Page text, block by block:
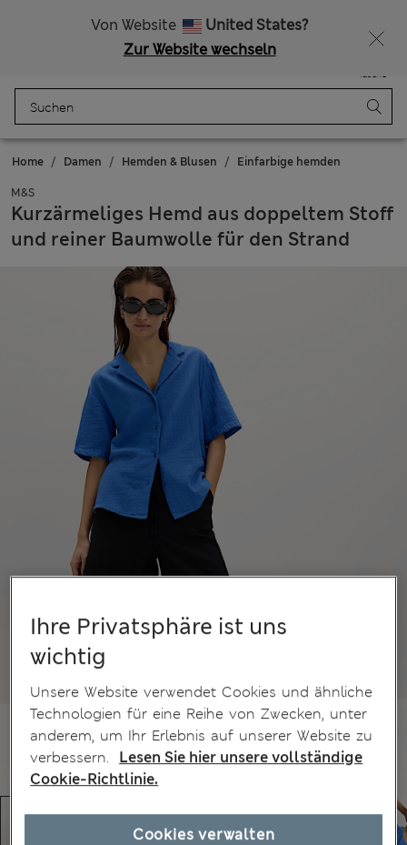
Von Website
United States?
Zur Website wechseln
Tasche
Home Damen Hemden & Blusen Einfarbige hemden
M&S
Kurzärmeliges Hemd aus doppeltem Stoff
und reiner Baumwolle für den Strand
Ihre Privatsphäre ist uns
wichtig
Unsere Website verwendet Cookies und ähnliche
Technologien für eine Reihe von Zwecken, unter
anderem, um Ihr Erlebnis auf unserer Website zu
verbessern.
Lesen Sie hier unsere vollständige
Cookie-Richtlinie.
Cookies verwalten